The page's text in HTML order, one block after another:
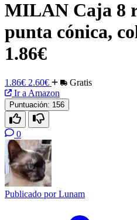
MILAN Caja 8
punta cónica,
1.86€
1.86€ 2.60€
Gratis
Ir a Amazon
Puntuación: 156
0
Publicado porLunam